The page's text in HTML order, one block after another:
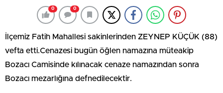
0 0
İlçemiz Fatih Mahallesi sakinlerinden ZEYNEP KÜÇÜK (88)
vefta etti.Cenazesi bugün öğlen namazına müteakip
Bozacı Camisinde kılınacak cenaze namazından sonra
Bozacı mezarlığına defnedilecektir.